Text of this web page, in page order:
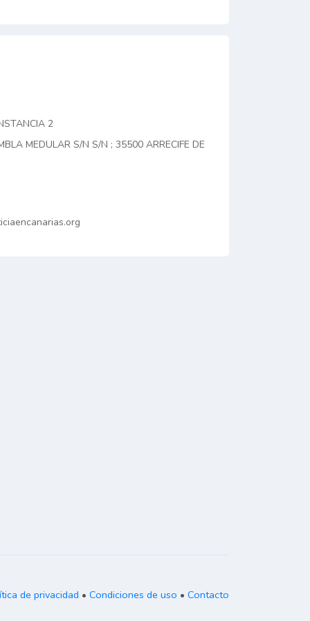
2
MEDULAR S/N S/N ; 35500 ARRECIFE DE
de privacidad • Condiciones de uso • Contacto